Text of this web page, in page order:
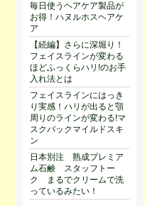
毎日使うヘアケア製品が
お得！ハヌルホスヘアケ
ア
【続編】さらに深堀り！
フェイスラインが変わる
ほどふっくらハリ!のお手
入れ法とは
フェイスラインにはっき
り実感！ハリが出ると顎
周りのラインが変わる!マ
スクパックマイルドスキ
ン
日本別注 熟成プレミア
ム石鹸 スタッフトー
ク まるでクリームで洗
っているみたい！